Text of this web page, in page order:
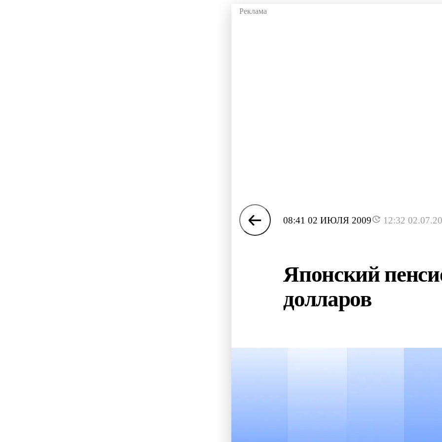
08:41 02 ИЮЛЯ 2009 12:32
Японский
долларов